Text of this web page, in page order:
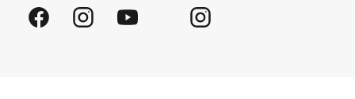
FacebookInstagram